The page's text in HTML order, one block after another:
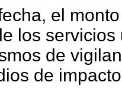
el
los servicios
de
de